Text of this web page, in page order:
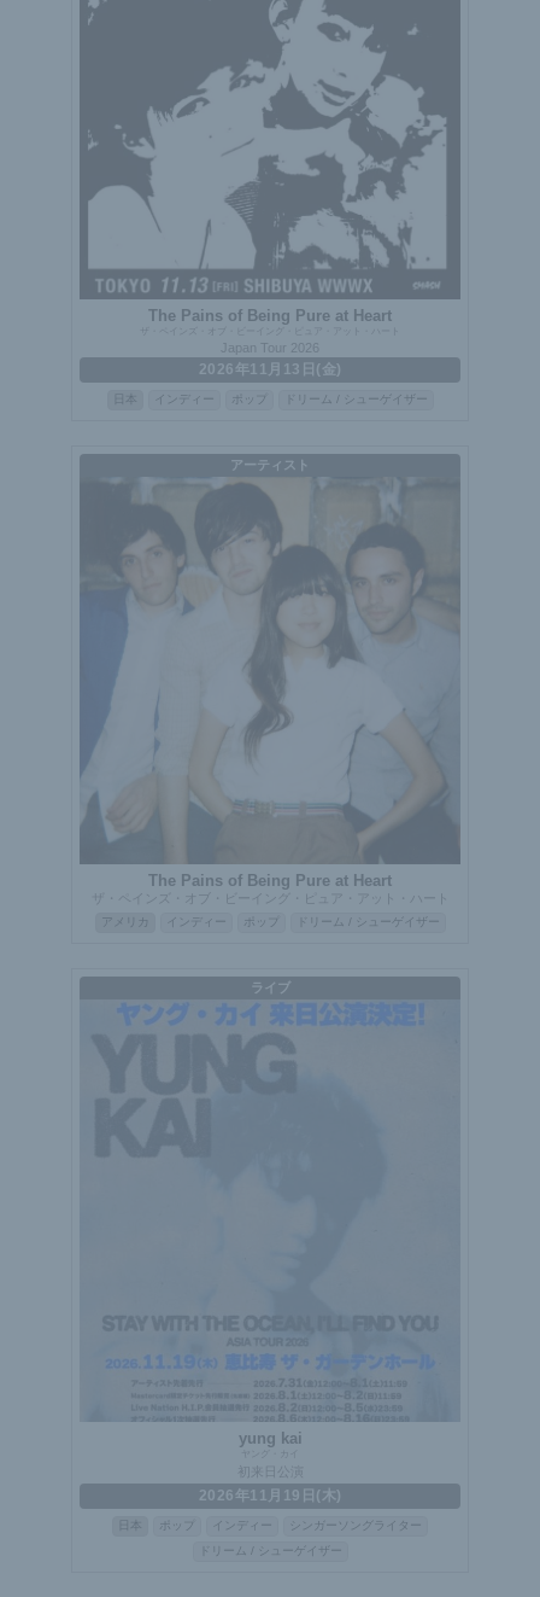
The Pains of Being Pure at Heart
Japan Tour 2026
2026年11月13日(金)
インディー ポップ ドリーム / シューゲイザー
アーティスト
The Pains of Being Pure at Heart
ザ・ペインズ・オブ・ビーイング・ピュア・アット・ハート
アメリカ インディー ポップ ドリーム / シューゲイザー
ライブ
yung kai
初来日公演
2026年11月19日(木)
ポップ インディー
シンガーソングライター
ドリーム / シューゲイザー